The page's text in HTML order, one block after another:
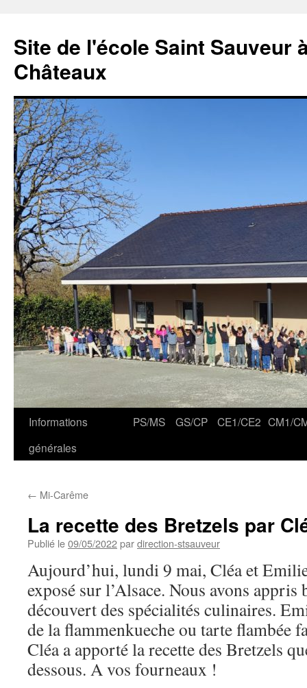
contenu
Site de l'école Saint Sauveur
Châteaux
Informations
générales
PS/MS GS/CP CE1/CE2 CM1/
← Mi-Carême
La recette des Bretzels par
Publié le09/05/2022pardirection-stsauveur
Aujourd’hui, lundi 9 mai, Cléa et
exposé sur l’Alsace. Nous avons appris
découvert des spécialités culinaires.
de la flammenkueche ou tarte flambée
Cléa a apporté la recette des Bretzels
dessous. A vos fourneaux !